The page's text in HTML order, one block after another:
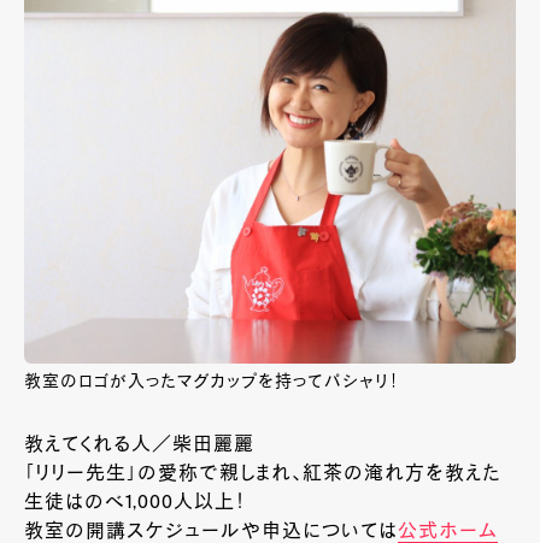
教室のロゴが入ったマグカップを持ってパシャリ！
教えてくれる人／柴田麗麗
「リリー先生」の愛称で親しまれ、紅茶の淹れ方を教えた
生徒はのべ1,000人以上！
教室の開講スケジュールや申込については公式ホーム